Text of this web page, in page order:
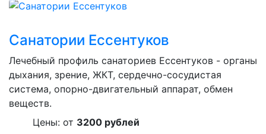
Санатории Ессентуков
Лечебный профиль санаториев Ессентуков - органы
дыхания, зрение, ЖКТ, сердечно-сосудистая
система, опорно-двигательный аппарат, обмен
веществ.
Цены: от 3200 рублей